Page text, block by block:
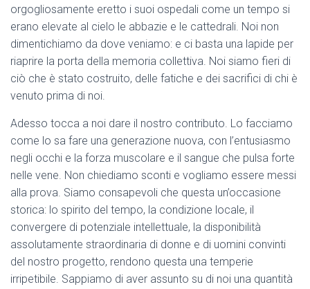
orgogliosamente eretto i suoi ospedali come un tempo si
erano elevate al cielo le abbazie e le cattedrali. Noi non
dimentichiamo da dove veniamo: e ci basta una lapide per
riaprire la porta della memoria collettiva. Noi siamo fieri di
ciò che è stato costruito, delle fatiche e dei sacrifici di chi è
venuto prima di noi.
Adesso tocca a noi dare il nostro contributo. Lo facciamo
come lo sa fare una generazione nuova, con l’entusiasmo
negli occhi e la forza muscolare e il sangue che pulsa forte
nelle vene. Non chiediamo sconti e vogliamo essere messi
alla prova. Siamo consapevoli che questa un’occasione
storica: lo spirito del tempo, la condizione locale, il
convergere di potenziale intellettuale, la disponibilità
assolutamente straordinaria di donne e di uomini convinti
del nostro progetto, rendono questa una temperie
irripetibile. Sappiamo di aver assunto su di noi una quantità